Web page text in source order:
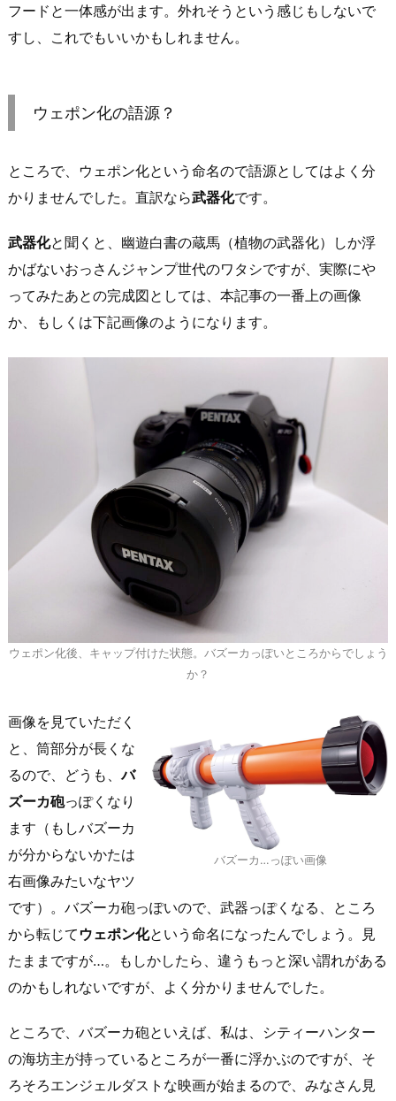
フードと一体感が出ます。外れそうという感じもしないで
すし、これでもいいかもしれません。
ウェポン化の語源？
ところで、ウェポン化という命名ので語源としてはよく分
かりませんでした。直訳なら武器化です。
武器化と聞くと、幽遊白書の蔵馬（植物の武器化）しか浮
かばないおっさんジャンプ世代のワタシですが、実際にや
ってみたあとの完成図としては、本記事の一番上の画像
か、もしくは下記画像のようになります。
ウェポン化後、キャップ付けた状態。バズーカっぽいところからでしょう
か？
バズーカ…っぽい画像
画像を見ていただく
と、筒部分が長くな
るので、どうも、バ
ズーカ砲っぽくなり
ます（もしバズーカ
が分からないかたは
右画像みたいなヤツ
です）。バズーカ砲っぽいので、武器っぽくなる、ところ
から転じて ウェポン化という命名になったんでしょう。見
たままですが…。もしかしたら、違うもっと深い謂れがある
のかもしれないですが、よく分かりませんでした。
ところで、バズーカ砲といえば、私は、シティーハンター
の海坊主が持っているところが一番に浮かぶのですが、そ
ろそろエンジェルダストな映画が始まるので、みなさん見